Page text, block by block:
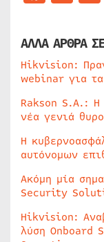
ΑΛΛΑ ΑΡΘΡΑ
Hikvision:
webinar για
Rakson S.A.: Η
νέα γενιά
Η
αυτόνομων
Ακόμη μία
Security
Hikvision:
λύση